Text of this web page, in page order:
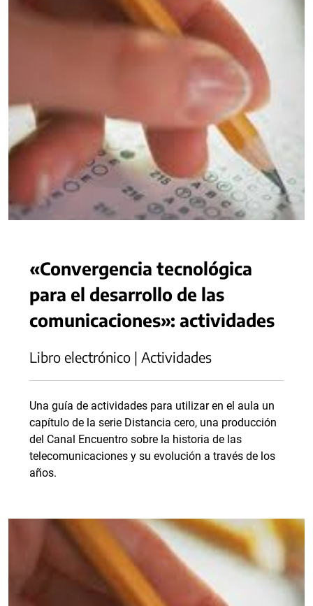
«Convergencia tecnológica
para el desarrollo de las
comunicaciones»: actividades
Libro electrónico | Actividades
Una guía de actividades para utilizar en el aula un
capítulo de la serie Distancia cero, una producción
del Canal Encuentro sobre la historia de las
telecomunicaciones y su evolución a través de los
años.